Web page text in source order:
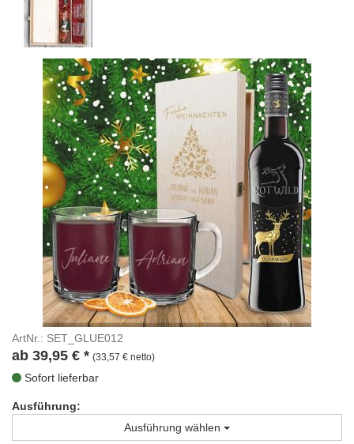
ArtNr.: SET_GLUE012
ab 39,95 € * (33,57 € netto)
Sofort lieferbar
Ausführung:
Ausführung wählen